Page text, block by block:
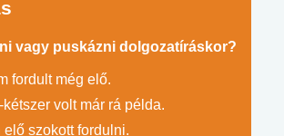
vagy puskázni dolgozatíráskor?
fordult még elő.
kétszer volt már rá példa.
elő szokott fordulni.